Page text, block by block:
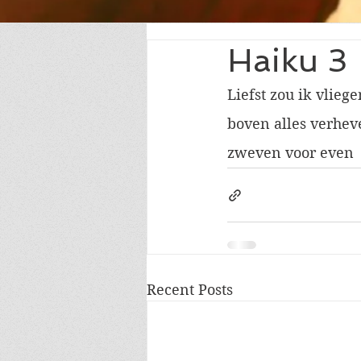
Haiku 3
Liefst zou ik
boven alles
zweven voor even
Recent Posts